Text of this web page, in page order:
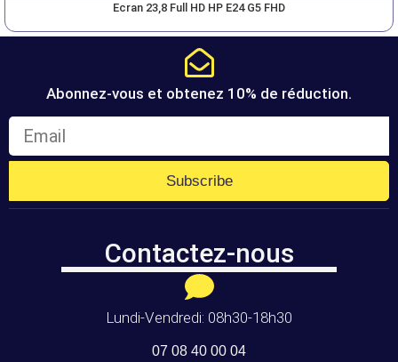
Ecran 23,8 Full HD HP E24 G5 FHD
Abonnez-vous et obtenez 10% de réduction.
Subscribe
Contactez-nous
Lundi-Vendredi: 08h30-18h30
07 08 40 00 04